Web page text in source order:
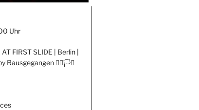
Uhr
FIRST SLIDE | Berlin |
Rausgegangen 🏳️‍🌈🏳️‍⚧️